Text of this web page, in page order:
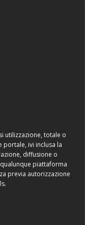
utilizzazione, totale o
portale, ivi inclusa la
diffusione o
piattaforma
previa autorizzazione